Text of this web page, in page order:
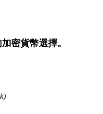
密貨幣選擇。